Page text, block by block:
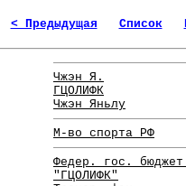
< Предыдущая Список
Чжэн Я.
ГЦОЛИФК
Чжэн Яньлу
М-во спорта РФ
Федер. гос.
"ГЦОЛИФК"